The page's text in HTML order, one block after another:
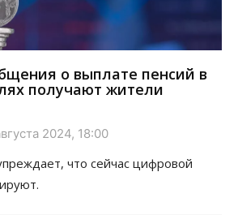
о выплате пенсий в
получают жители
2024, 18:00
что сейчас цифровой